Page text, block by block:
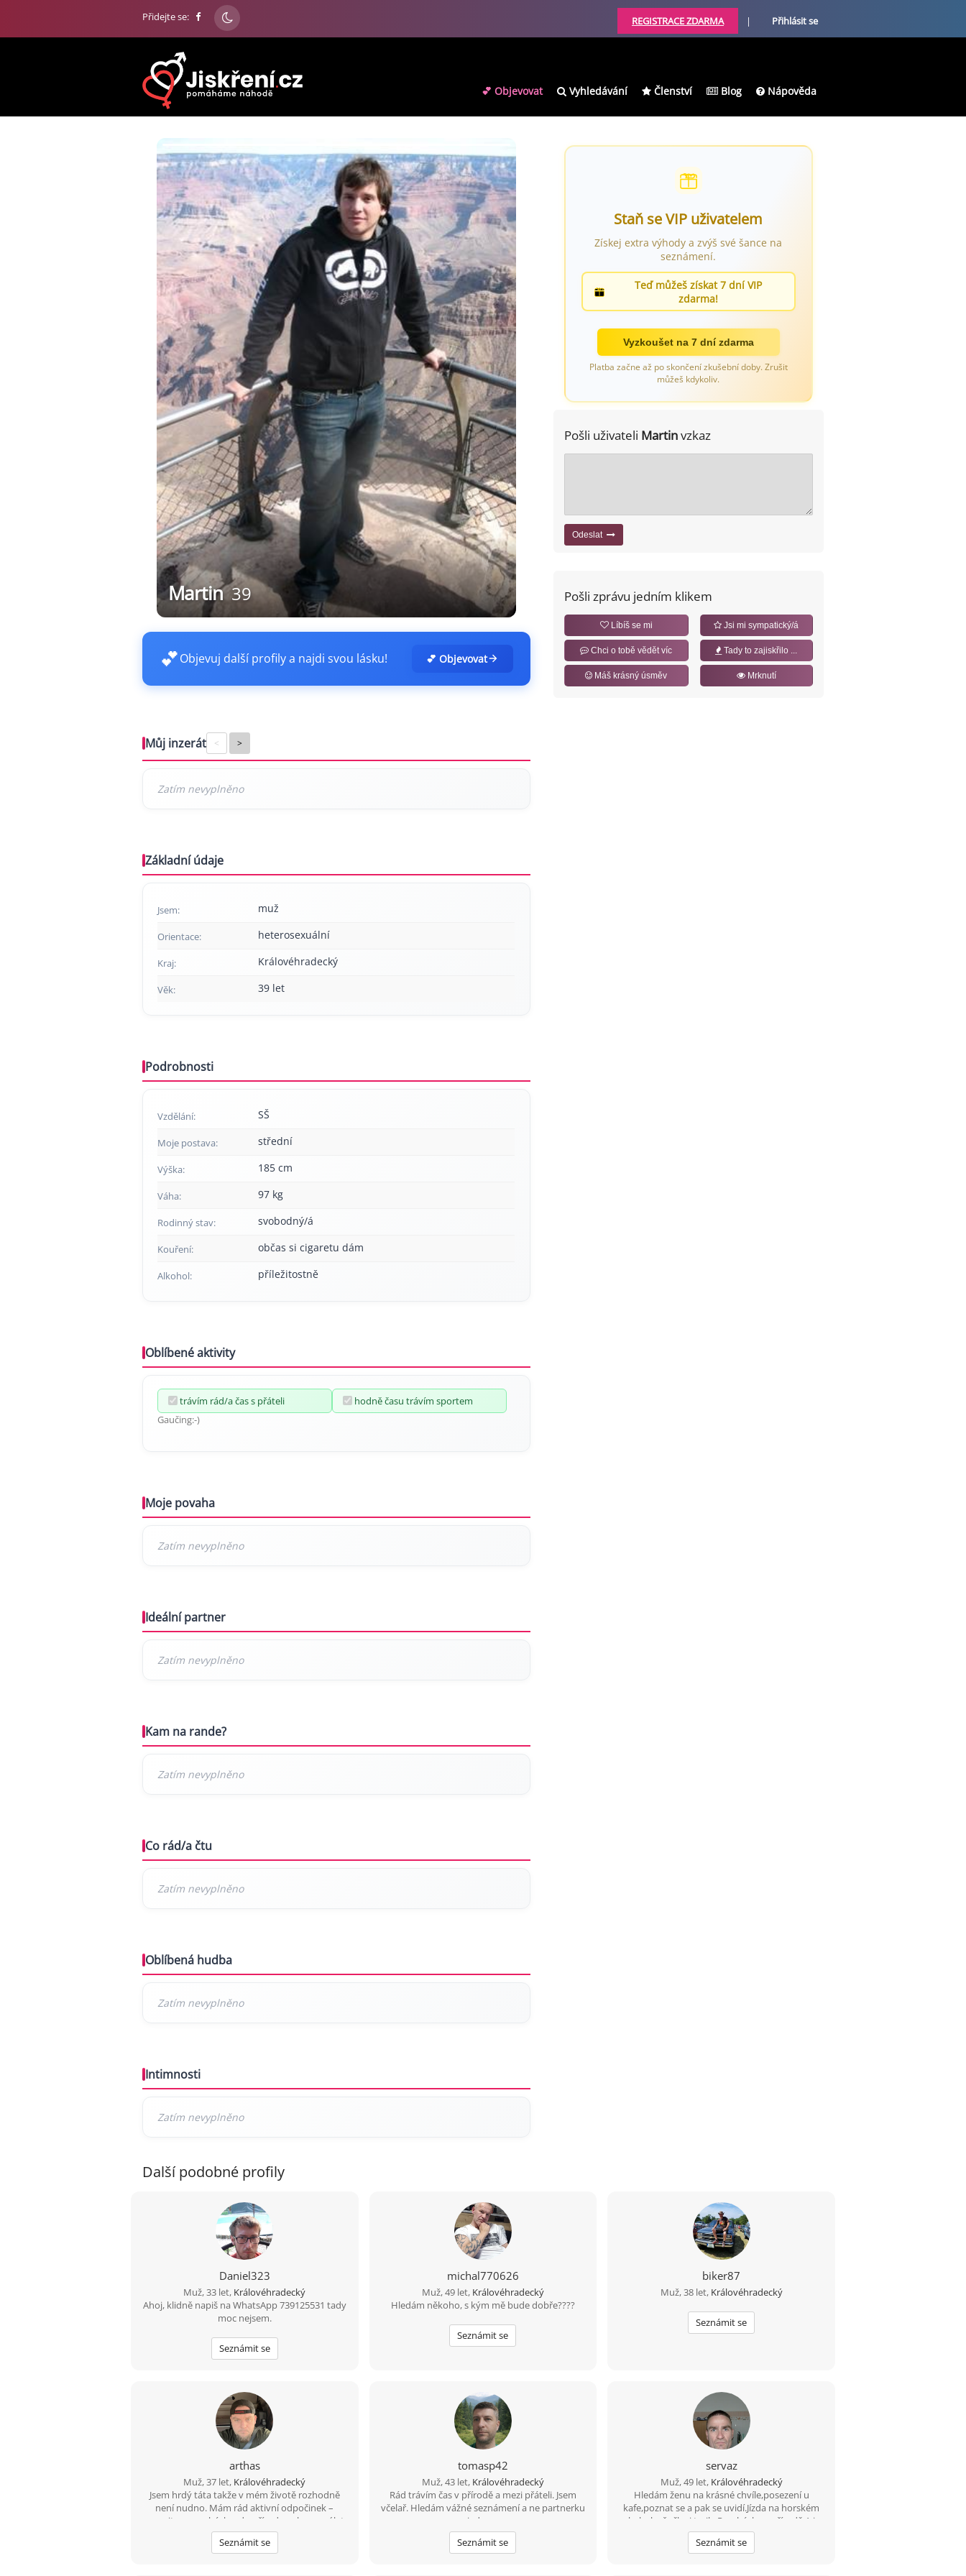
Přidejte se: REGISTRACE ZDARMA | Přihlásit se
💕 Objevovat Vyhledávání Členství Blog Nápověda
Martin 39
💕Objevuj další profily a najdi svou lásku! 💕 Objevovat
Můj inzerát < >
Základní údaje
Jsem: muž
Orientace: heterosexuální
Kraj: Královéhradecký
Věk: 39 let
Podrobnosti
Vzdělání: SŠ
Moje postava: střední
Výška: 185 cm
Váha: 97 kg
Rodinný stav: svobodný/á
Kouření: občas si cigaretu dám
Alkohol: příležitostně
Oblíbené aktivity
trávím rád/a čas s přáteli
hodně času trávím sportem
Gaučing:-)
Moje povaha
Ideální partner
Kam na rande?
Co rád/a čtu
Oblíbená hudba
Intimnosti
Staň se VIP uživatelem
Získej extra výhody a zvýš své šance na
seznámení.
Teď můžeš získat 7 dní VIP
zdarma!
Vyzkoušet na 7 dní zdarma
Platba začne až po skončení zkušební doby. Zrušit
můžeš kdykoliv.
Pošli uživateli Martinvzkaz
Odeslat
Pošli zprávu jedním klikem
Líbíš se mi Jsi mi sympatický/á
Chci o tobě vědět víc Tady to zajiskřilo ...
Máš krásný úsměv Mrknutí
Další podobné profily
Daniel323
Muž, 33 let, Královéhradecký
Ahoj, klidně napiš na WhatsApp 739125531 tady
moc nejsem.
Seznámit se
michal770626
Muž, 49 let, Královéhradecký
Hledám někoho, s kým mě bude dobře????
Seznámit se
biker87
Muž, 38 let, Královéhradecký
Seznámit se
arthas
Muž, 37 let, Královéhradecký
Jsem hrdý táta takže v mém životě rozhodně
není nudno. Mám rád aktivní odpočinek –
vyrazit na procházku, do přírody nebo na výlet
je pro mě ideální způsob, jak vyčistit hlavu. Když
zrovna nelítáme venku, rád zkouším vařit nová
Seznámit se
tomasp42
Muž, 43 let, Královéhradecký
Rád trávím čas v přírodě a mezi přáteli. Jsem
včelař. Hledám vážné seznámení a ne partnerku
na jednu noc.
Seznámit se
servaz
Muž, 49 let, Královéhradecký
Hledám ženu na krásné chvíle,posezení u
kafe,poznat se a pak se uvidí.Jízda na horském
kole ,lesňačky i traily.Procházka v přírodě.A i
jiné...
Seznámit se